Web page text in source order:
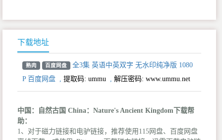
下载地址
熟肉 百度网盘
全3集 英语中英双字 无水印纯净版 1080
P 百度网盘
提取码: ummu 解压密码: www.ummu.net
中国：自然古国 China：Nature's Ancient Kingdom下载帮
助：
1、对于磁力链接和电驴链接，推荐使用115网盘、百度网盘